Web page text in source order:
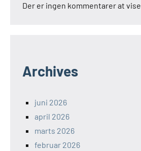
Der er ingen kommentarer at vise.
Archives
juni 2026
april 2026
marts 2026
februar 2026